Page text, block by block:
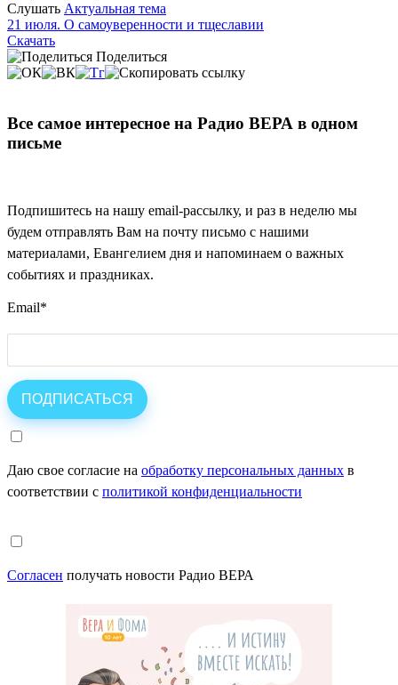
Слушать Актуальная тема
21 июля. О самоуверенности и тщеславии
Скачать
Поделиться
Все самое интересное на Радио ВЕРА в одном
письме
Подпишитесь на нашу email-рассылку, и раз в неделю мы
будем отправлять Вам на почту письмо с нашими
материалами, Евангелием дня и напоминаем о важных
событиях и праздниках.
Email*
Даю свое согласие на обработку персональных данных в
соответствии с политикой конфиденциальности
Согласен получать новости Радио ВЕРА